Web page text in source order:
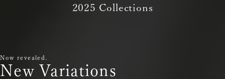
2025 Collections
Now revealed.
New Variations